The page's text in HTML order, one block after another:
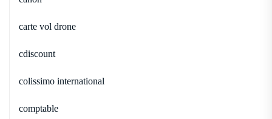
carte vol drone
cdiscount
colissimo international
comptable